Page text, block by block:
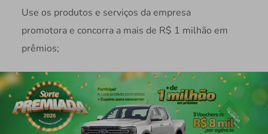
Use os produtos e serviços da empresa
promotora e concorra a mais de R$ 1 milhão em
prêmios;